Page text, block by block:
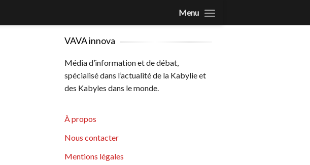
VAVA innova
Média d’information et de débat,
spécialisé dans l’actualité de la Kabylie et
des Kabyles dans le monde.
À propos
Nous contacter
Mentions légales
Menu